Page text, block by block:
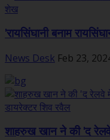
'रायसिंघानी बनाम
News Desk Feb 23,
शाहरुख खान ने की 'द रेलवे